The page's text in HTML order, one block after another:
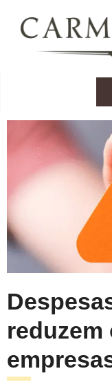
reduzem